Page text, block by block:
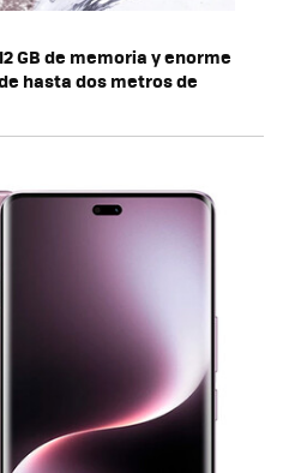
GB de memoria y enorme
hasta dos metros de